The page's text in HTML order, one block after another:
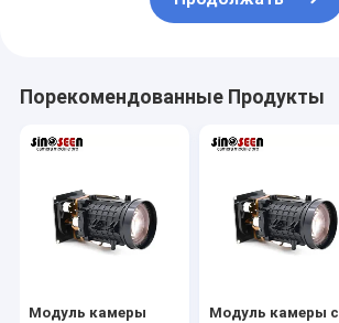
Порекомендованные Продукты
Модуль камеры
Модуль камеры с